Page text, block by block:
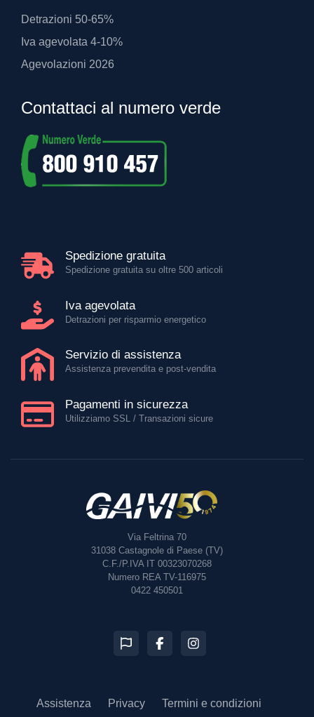
Detrazioni 50-65%
Iva agevolata 4-10%
Agevolazioni 2026
Contattaci al numero verde
Spedizione gratuita
Spedizione gratuita su oltre 500 articoli
Iva agevolata
Detrazioni per risparmio energetico
Servizio di assistenza
Assistenza prevendita e post-vendita
Pagamenti in sicurezza
Utilizziamo SSL / Transazioni sicure
Via Feltrina 70
31038 Castagnole di Paese (TV)
C.F./P.IVA IT 00323070268
Numero REA TV-116975
0422 450501
Assistenza Privacy Termini e condizioni